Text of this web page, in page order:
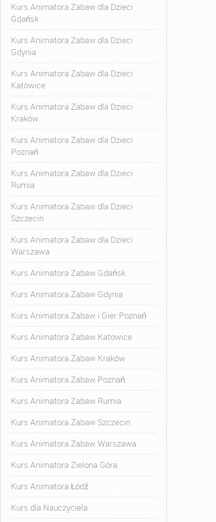
Kurs Animatora Zabaw dla Dzieci
Gdańsk
Kurs Animatora Zabaw dla Dzieci
Gdynia
Kurs Animatora Zabaw dla Dzieci
Katowice
Kurs Animatora Zabaw dla Dzieci
Kraków
Kurs Animatora Zabaw dla Dzieci
Poznań
Kurs Animatora Zabaw dla Dzieci
Rumia
Kurs Animatora Zabaw dla Dzieci
Szczecin
Kurs Animatora Zabaw dla Dzieci
Warszawa
Kurs Animatora Zabaw Gdańsk
Kurs Animatora Zabaw Gdynia
Kurs Animatora Zabaw i Gier Poznań
Kurs Animatora Zabaw Katowice
Kurs Animatora Zabaw Kraków
Kurs Animatora Zabaw Poznań
Kurs Animatora Zabaw Rumia
Kurs Animatora Zabaw Szczecin
Kurs Animatora Zabaw Warszawa
Kurs Animatora Zielona Góra
Kurs Animatora Łódź
Kurs dla Nauczyciela